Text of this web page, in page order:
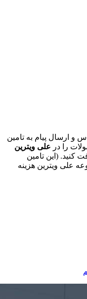
و ارسال پیام به تامین
را در علی ویترین
کنید. (این تامین
علی ویترین هزینه